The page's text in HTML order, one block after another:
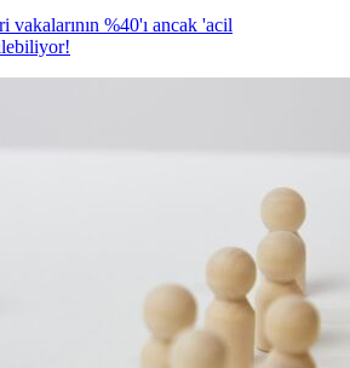
vakalarının %40'ı ancak 'acil